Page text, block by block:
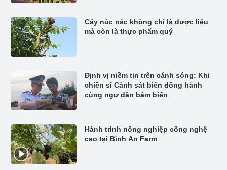
Cây núc nác không chỉ là dược liệu
mà còn là thực phẩm quý
Định vị niềm tin trên cánh sóng: Khi
chiến sĩ Cảnh sát biển đồng hành
cùng ngư dân bám biển
Hành trình nông nghiệp công nghệ
cao tại Bình An Farm